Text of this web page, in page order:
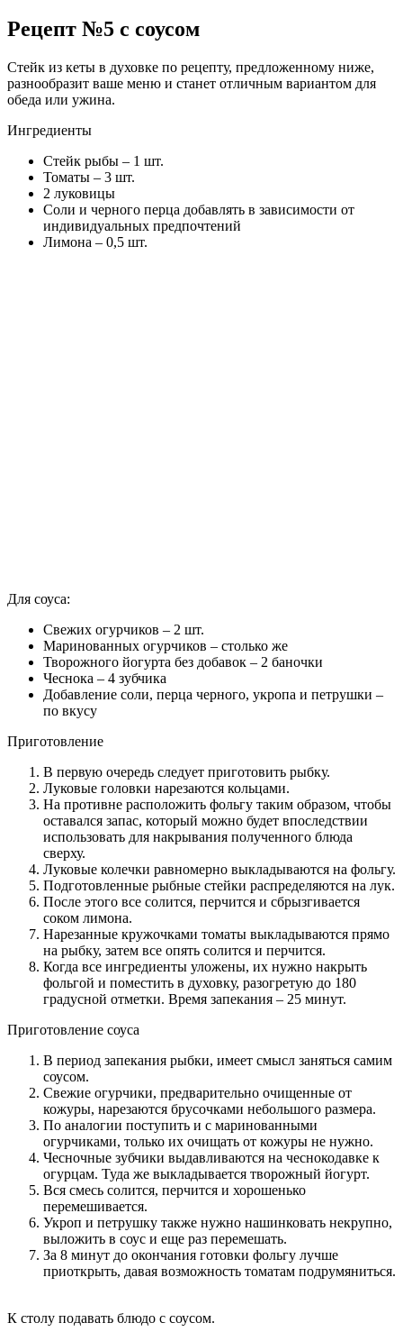
Рецепт №5 с соусом
Стейк из кеты в духовке по рецепту, предложенному ниже,
разнообразит ваше меню и станет отличным вариантом для
обеда или ужина.
Ингредиенты
Стейк рыбы – 1 шт.
Томаты – 3 шт.
2 луковицы
Соли и черного перца добавлять в зависимости от
индивидуальных предпочтений
Лимона – 0,5 шт.
Для соуса:
Свежих огурчиков – 2 шт.
Маринованных огурчиков – столько же
Творожного йогурта без добавок – 2 баночки
Чеснока – 4 зубчика
Добавление соли, перца черного, укропа и петрушки –
по вкусу
Приготовление
В первую очередь следует приготовить рыбку.
Луковые головки нарезаются кольцами.
На противне расположить фольгу таким образом, чтобы
оставался запас, который можно будет впоследствии
использовать для накрывания полученного блюда
сверху.
Луковые колечки равномерно выкладываются на фольгу.
Подготовленные рыбные стейки распределяются на лук.
После этого все солится, перчится и сбрызгивается
соком лимона.
Нарезанные кружочками томаты выкладываются прямо
на рыбку, затем все опять солится и перчится.
Когда все ингредиенты уложены, их нужно накрыть
фольгой и поместить в духовку, разогретую до 180
градусной отметки. Время запекания – 25 минут.
Приготовление соуса
В период запекания рыбки, имеет смысл заняться самим
соусом.
Свежие огурчики, предварительно очищенные от
кожуры, нарезаются брусочками небольшого размера.
По аналогии поступить и с маринованными
огурчиками, только их очищать от кожуры не нужно.
Чесночные зубчики выдавливаются на чеснокодавке к
огурцам. Туда же выкладывается творожный йогурт.
Вся смесь солится, перчится и хорошенько
перемешивается.
Укроп и петрушку также нужно нашинковать некрупно,
выложить в соус и еще раз перемешать.
За 8 минут до окончания готовки фольгу лучше
приоткрыть, давая возможность томатам подрумяниться.
К столу подавать блюдо с соусом.